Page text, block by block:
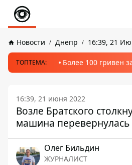
Новости Днепр 16:39, 21
ТОПТЕМА: Более 100 гривен
16:39, 21 июня 2022
Возле Братского
машина перевернулась
Олег Бильдин
ЖУРНАЛИСТ